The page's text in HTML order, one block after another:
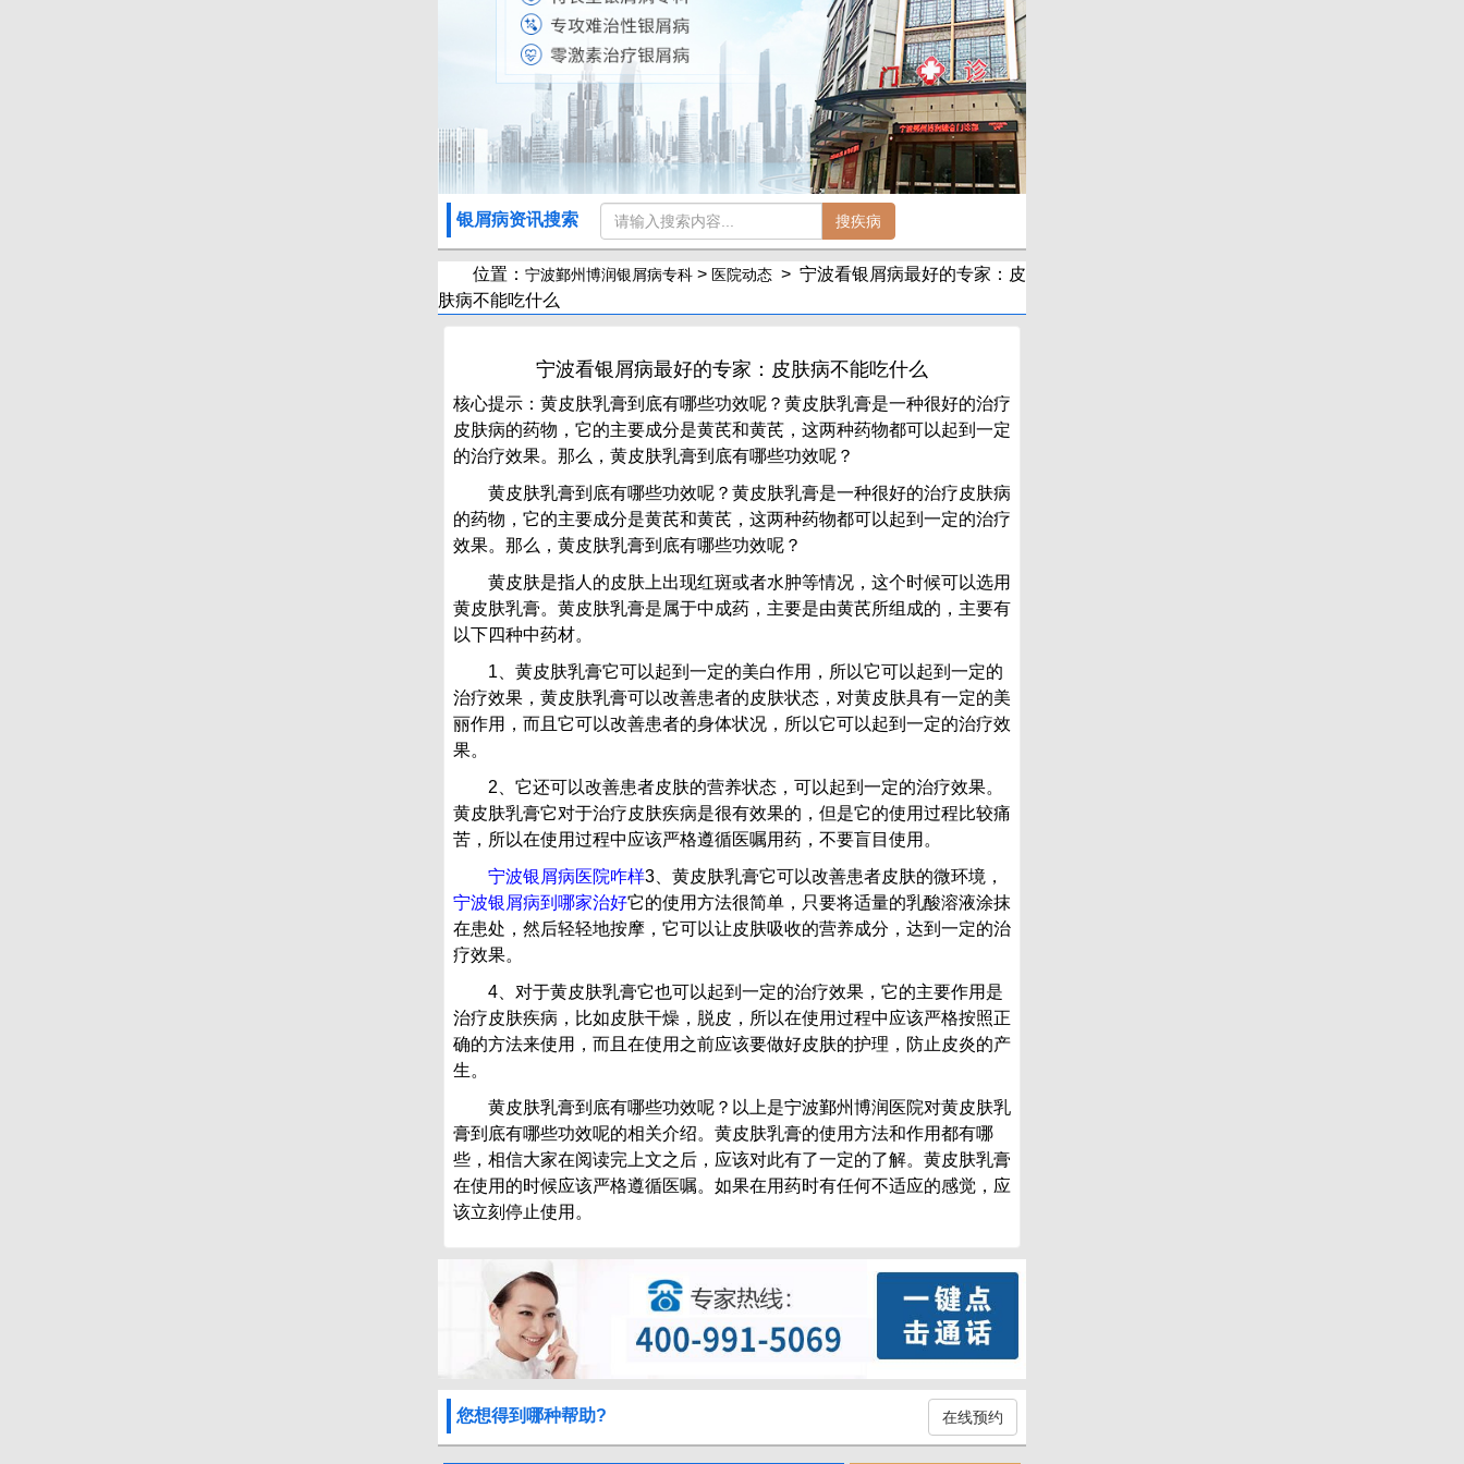
银屑病资讯搜索 搜疾病
位置： 宁波鄞州博润银屑病专科 > 医院动态 > 宁波看银屑病最好的专家：皮
肤病不能吃什么
宁波看银屑病最好的专家：皮肤病不能吃什么
核心提示：黄皮肤乳膏到底有哪些功效呢？黄皮肤乳膏是一种很好的治疗
皮肤病的药物，它的主要成分是黄芪和黄芪，这两种药物都可以起到一定
的治疗效果。那么，黄皮肤乳膏到底有哪些功效呢？
黄皮肤乳膏到底有哪些功效呢？黄皮肤乳膏是一种很好的治疗皮肤病
的药物，它的主要成分是黄芪和黄芪，这两种药物都可以起到一定的治疗
效果。那么，黄皮肤乳膏到底有哪些功效呢？
黄皮肤是指人的皮肤上出现红斑或者水肿等情况，这个时候可以选用
黄皮肤乳膏。黄皮肤乳膏是属于中成药，主要是由黄芪所组成的，主要有
以下四种中药材。
1、黄皮肤乳膏它可以起到一定的美白作用，所以它可以起到一定的
治疗效果，黄皮肤乳膏可以改善患者的皮肤状态，对黄皮肤具有一定的美
丽作用，而且它可以改善患者的身体状况，所以它可以起到一定的治疗效
果。
2、它还可以改善患者皮肤的营养状态，可以起到一定的治疗效果。
黄皮肤乳膏它对于治疗皮肤疾病是很有效果的，但是它的使用过程比较痛
苦，所以在使用过程中应该严格遵循医嘱用药，不要盲目使用。
宁波银屑病医院咋样3、黄皮肤乳膏它可以改善患者皮肤的微环境，
宁波银屑病到哪家治好它的使用方法很简单，只要将适量的乳酸溶液涂抹
在患处，然后轻轻地按摩，它可以让皮肤吸收的营养成分，达到一定的治
疗效果。
4、对于黄皮肤乳膏它也可以起到一定的治疗效果，它的主要作用是
治疗皮肤疾病，比如皮肤干燥，脱皮，所以在使用过程中应该严格按照正
确的方法来使用，而且在使用之前应该要做好皮肤的护理，防止皮炎的产
生。
黄皮肤乳膏到底有哪些功效呢？以上是宁波鄞州博润医院对黄皮肤乳
膏到底有哪些功效呢的相关介绍。黄皮肤乳膏的使用方法和作用都有哪
些，相信大家在阅读完上文之后，应该对此有了一定的了解。黄皮肤乳膏
在使用的时候应该严格遵循医嘱。如果在用药时有任何不适应的感觉，应
该立刻停止使用。
您想得到哪种帮助? 在线预约